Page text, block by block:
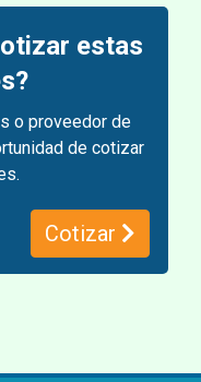
estas
o proveedor de
de cotizar
Cotizar